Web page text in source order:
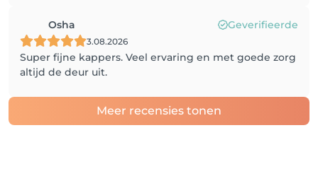
Osha Geverifieerde
3.08.2026
Super fijne kappers. Veel ervaring en met goede zorg
altijd de deur uit.
Meer recensies tonen